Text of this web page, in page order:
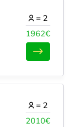
1962€
= 2
2010€
= 2